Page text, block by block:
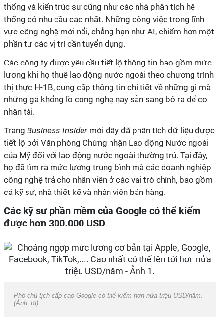
thống và kiến trúc sư cũng như các nhà phân tích hệ
thống có nhu cầu cao nhất. Những công việc trong lĩnh
vực công nghệ mới nổi, chẳng hạn như AI, chiếm hơn một
phần tư các vị trí cần tuyển dụng.
Các công ty được yêu cầu tiết lộ thông tin bao gồm mức
lương khi họ thuê lao động nước ngoài theo chương trình
thị thực H-1B, cung cấp thông tin chi tiết về những gì mà
những gã khổng lồ công nghệ này sẵn sàng bỏ ra để có
nhân tài.
Trang Business Insider mới đây đã phân tích dữ liệu được
tiết lộ bởi Văn phòng Chứng nhận Lao động Nước ngoài
của Mỹ đối với lao động nước ngoài thường trú. Tại đây,
họ đã tìm ra mức lương trung bình mà các doanh nghiệp
công nghệ trả cho nhân viên ở các vai trò chính, bao gồm
cả kỹ sư, nhà thiết kế và nhân viên bán hàng.
Các kỹ sư phần mềm của Google có thể kiếm
được hơn 300.000 USD
Phó chủ tịch cấp cao Google có thể kiếm hơn nửa triệu USD/năm.
(Ảnh: BI).